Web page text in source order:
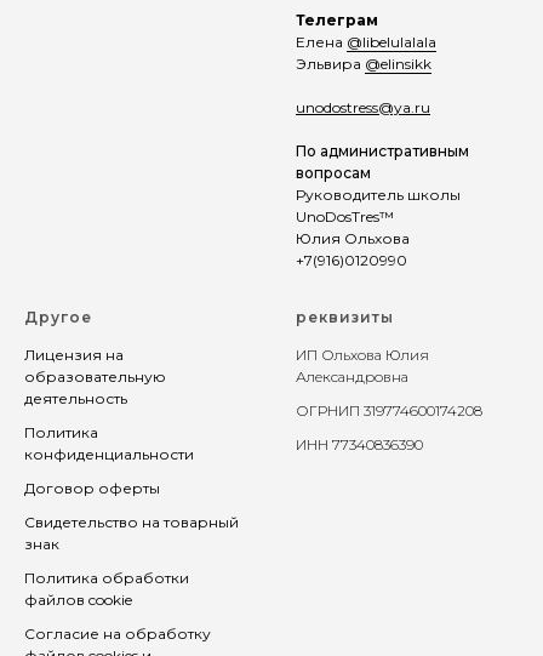
Телеграм
Елена @libelulalala
Эльвира @elinsikk
unodostress@ya.ru
По административным
вопросам
Руководитель школы
UnoDosTres™
Юлия Ольхова
+7(916)0120990
Другое
Лицензия на
образовательную
деятельность
Политика
конфиденциальности
Договор оферты
Свидетельство на товарный
знак
Политика обработки
файлов cookie
Согласие на обработку
реквизиты
ИП Ольхова Юлия
Александровна
ОГРНИП 319774600174208
ИНН 77340836390